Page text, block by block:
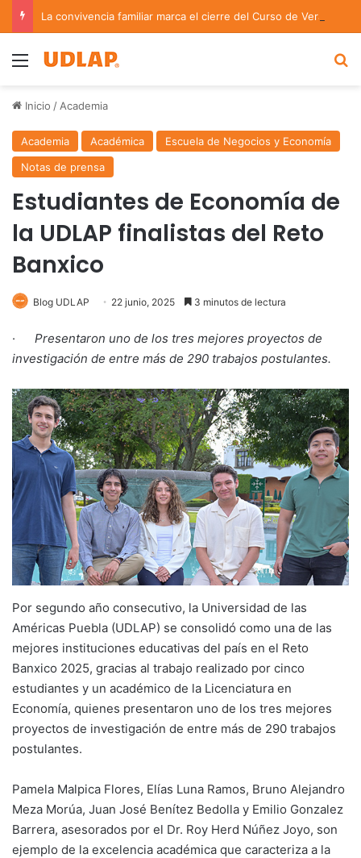
Menu
Inicio / Academia
Academia Académica
Escuela de Negocios y Economía
Notas de prensa
Estudiantes de Economía de
la UDLAP finalistas del Reto
Banxico
Blog UDLAP 22 junio, 2025 3 minutos de lectura
· Presentaron uno de los tres mejores proyectos de
investigación de entre más de 290 trabajos postulantes.
Por segundo año consecutivo, la Universidad de las
Américas Puebla (UDLAP) se consolidó como una de las
mejores instituciones educativas del país en el Reto
Banxico 2025, gracias al trabajo realizado por cinco
estudiantes y un académico de la Licenciatura en
Economía, quienes presentaron uno de los tres mejores
proyectos de investigación de entre más de 290 trabajos
postulantes.
Pamela Malpica Flores, Elías Luna Ramos, Bruno Alejandro
Meza Morúa, Juan José Benítez Bedolla y Emilio Gonzalez
Barrera, asesorados por el Dr. Roy Herd Núñez Joyo, son
ejemplo de la excelencia académica que caracteriza a la